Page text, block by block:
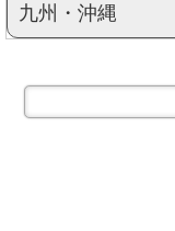
九州・沖縄